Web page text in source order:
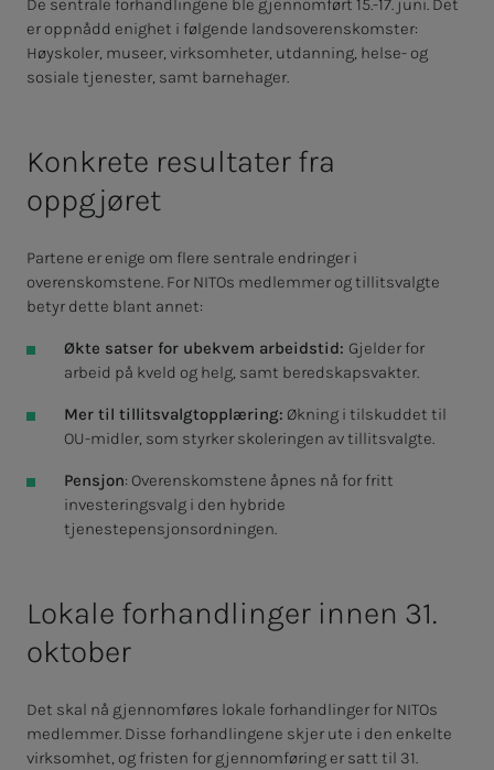
De sentrale forhandlingene ble gjennomført 15.-17. juni. Det
er oppnådd enighet i følgende landsoverenskomster:
Høyskoler, museer, virksomheter, utdanning, helse- og
sosiale tjenester, samt barnehager.
Konkrete resultater fra
oppgjøret
Partene er enige om flere sentrale endringer i
overenskomstene. For NITOs medlemmer og tillitsvalgte
betyr dette blant annet:
Økte satser for ubekvem arbeidstid: Gjelder for
arbeid på kveld og helg, samt beredskapsvakter.
Mer til tillitsvalgtopplæring: Økning i tilskuddet til
OU-midler, som styrker skoleringen av tillitsvalgte.
Pensjon: Overenskomstene åpnes nå for fritt
investeringsvalg i den hybride
tjenestepensjonsordningen.
Lokale forhandlinger innen 31.
oktober
Det skal nå gjennomføres lokale forhandlinger for NITOs
medlemmer. Disse forhandlingene skjer ute i den enkelte
virksomhet, og fristen for gjennomføring er satt til 31.